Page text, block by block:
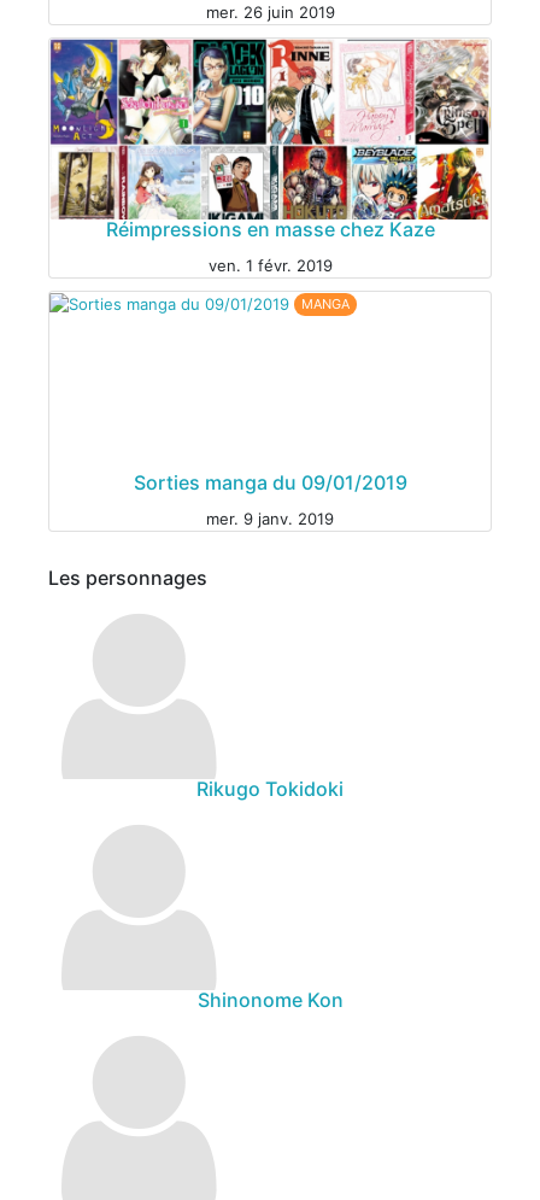
MANGA
mer. 26 juin 2019
Réimpressions en masse chez Kaze
ven. 1 févr. 2019
MANGA
Sorties manga du 09/01/2019
mer. 9 janv. 2019
Les personnages
Rikugo Tokidoki
Shinonome Kon